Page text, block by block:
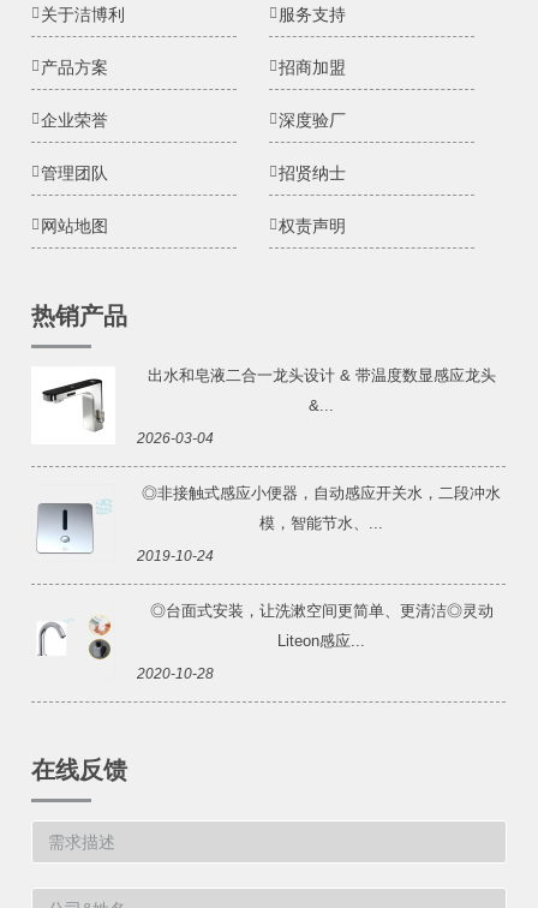
关于洁博利 服务支持
产品方案 招商加盟
企业荣誉 深度验厂
管理团队 招贤纳士
网站地图 权责声明
热销产品
出水和皂液二合一龙头设计 & 带温度数显感应龙头
&...
2026-03-04
◎非接触式感应小便器，自动感应开关水，二段冲水
模，智能节水、...
2019-10-24
◎台面式安装，让洗漱空间更简单、更清洁◎灵动
Liteon感应...
2020-10-28
在线反馈